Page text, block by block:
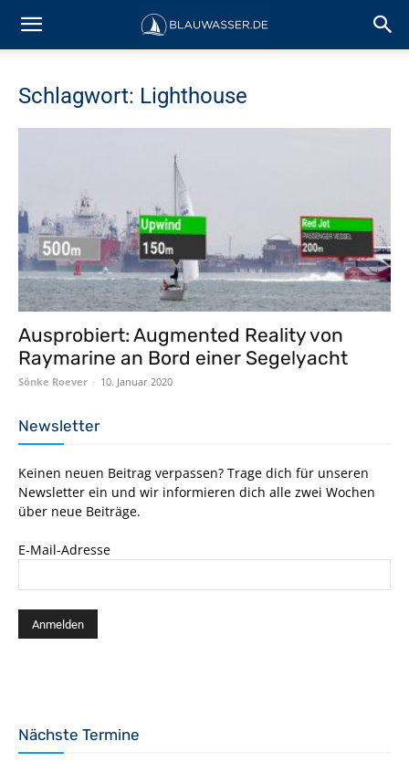
Schlagwort: Lighthouse
Ausprobiert: Augmented Reality von
Raymarine an Bord einer Segelyacht
Sönke Roever - 10. Januar 2020
Newsletter
Keinen neuen Beitrag verpassen? Trage dich für unseren
Newsletter ein und wir informieren dich alle zwei Wochen
über neue Beiträge.
E-Mail-Adresse
Nächste Termine